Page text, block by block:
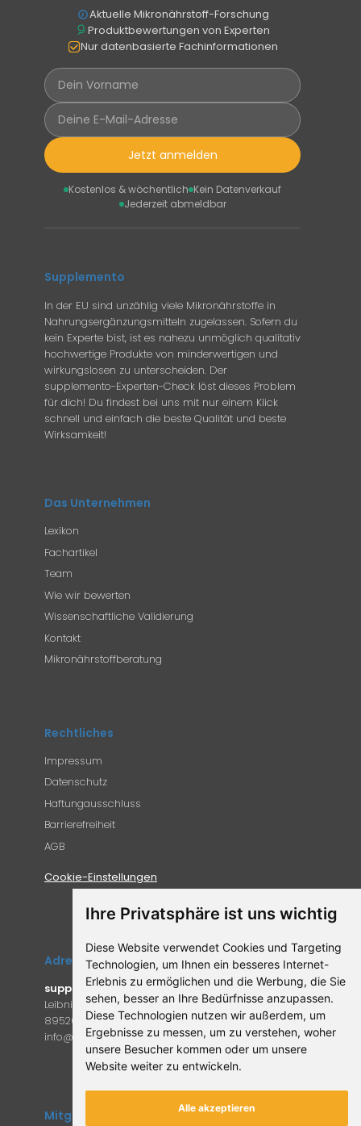
Ihre Privatsphäre ist uns wichtig
Diese Website verwendet Cookies und Targeting
Technologien, um Ihnen ein besseres Internet-
Erlebnis zu ermöglichen und die Werbung, die Sie
sehen, besser an Ihre Bedürfnisse anzupassen.
Diese Technologien nutzen wir außerdem, um
Ergebnisse zu messen, um zu verstehen, woher
unsere Besucher kommen oder um unsere
Website weiter zu entwickeln.
Alle akzeptieren
Aktuelle Mikronährstoff-Forschung
Produktbewertungen von Experten
Nur datenbasierte Fachinformationen
Jetzt anmelden
Kostenlos & wöchentlich Kein Datenverkauf
Jederzeit abmeldbar
Supplemento
In der EU sind unzählig viele Mikronährstoffe in
Nahrungsergänzungsmitteln zugelassen. Sofern du
kein Experte bist, ist es nahezu unmöglich qualitativ
hochwertige Produkte von minderwertigen und
wirkungslosen zu unterscheiden. Der
supplemento-Experten-Check löst dieses Problem
für dich! Du findest bei uns mit nur einem Klick
schnell und einfach die beste Qualität und beste
Wirksamkeit!
Das Unternehmen
Lexikon
Fachartikel
Team
Wie wir bewerten
Wissenschaftliche Validierung
Kontakt
Mikronährstoffberatung
Rechtliches
Impressum
Datenschutz
Haftungausschluss
Barrierefreiheit
AGB
Cookie-Einstellungen
Adresse
supplemento.de
Leibniz-Campus 9
89520 Heidenheim an der Brenz
info@supplemento.de
Mitglied des Forum